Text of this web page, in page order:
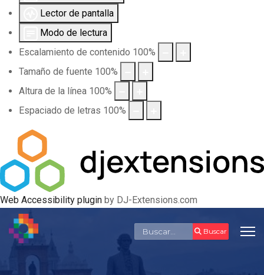
Lector de pantalla
Modo de lectura
Escalamiento de contenido 100%
Tamaño de fuente 100%
Altura de la línea 100%
Espaciado de letras 100%
Web Accessibility plugin by DJ-Extensions.com
Buscar Buscar